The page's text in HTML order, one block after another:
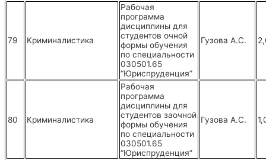
79 Криминалистика
Рабочая
программа
дисциплины для
студентов очной
формы обучения
по специальности
030501.65
“Юриспруденция”
Гузова А.С.
80 Криминалистика
Рабочая
программа
дисциплины для
студентов заочной
формы обучения
по специальности
030501.65
“Юриспруденция”
Гузова А.С.